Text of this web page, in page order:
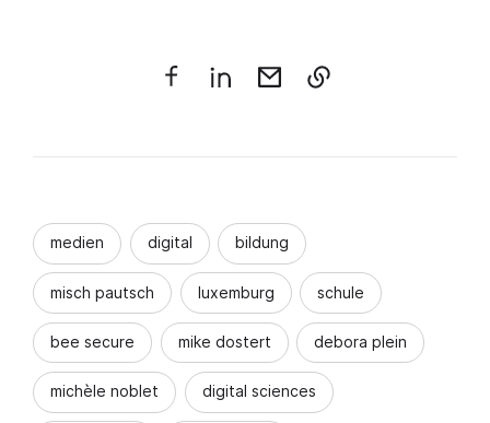
medien digital bildung
misch pautsch luxemburg schule
bee secure mike dostert debora plein
michèle noblet digital sciences